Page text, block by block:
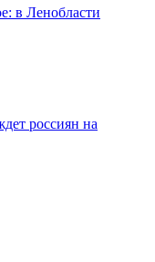
в Ленобласти
россиян на